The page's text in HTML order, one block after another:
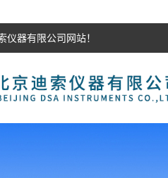
仪器有限公司网站！